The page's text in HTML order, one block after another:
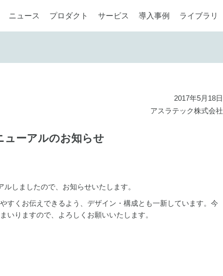
ニュース プロダクト サービス 導入事例 ライブラリ
2017年5月18日
アスラテック株式会社
ューアルのお知らせ
しましたので、お知らせいたします。
すくお伝えできるよう、デザイン・構成とも一新しています。今
いりますので、よろしくお願いいたします。